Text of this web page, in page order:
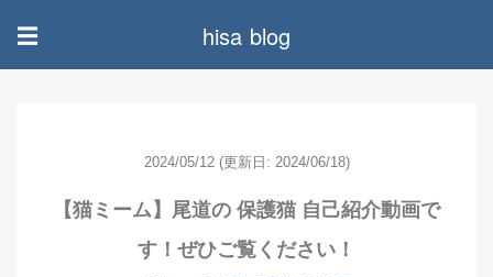
☰ hisa blog
2024/05/12 (更新日: 2024/06/18)
【猫ミーム】尾道の 保護猫 自己紹介動画で
す！ぜひご覧ください！